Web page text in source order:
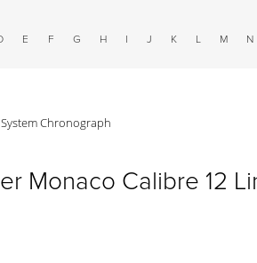
E F G H I J K L M N
Chronograph
Monaco Calibre 12